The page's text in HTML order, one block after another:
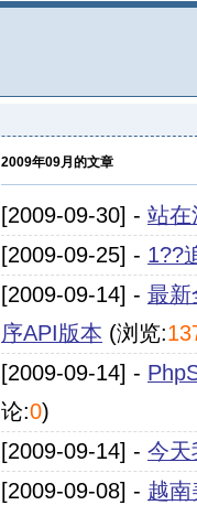
2009年09月的文章
[2009-09-30] - 站在
[2009-09-25] - 1??
[2009-09-14] - 最新
序API版本 (浏览:
[2009-09-14] -
论:0)
[2009-09-14] - 今天
[2009-09-08] - 越